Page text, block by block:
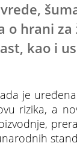
o hrani
kao i
je
rizika, a